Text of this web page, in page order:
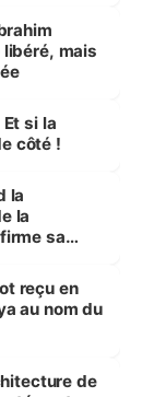
libéré, mais
si la
côté !
la
la
sa
reçu en
au nom du
de